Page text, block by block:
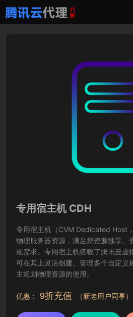
专用宿主机 CDH
专用宿主机（CVM Dedicated Host
物理服务器资源，满足您资源独享、
规需求。专用宿主机搭载了腾讯云虚
可在其上灵活创建、管理多个自定义
主规划物理资源的使用。
优惠： 9折充值 （新老用户同享）